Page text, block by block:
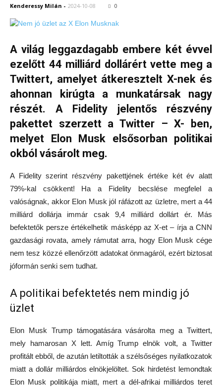
Kenderessy Milán - 2024-10-08 0
A világ leggazdagabb embere két évvel
ezelőtt 44 milliárd dollárért vette meg a
Twittert, amelyet átkeresztelt X-nek és
ahonnan kirúgta a munkatársak nagy
részét. A Fidelity jelentős részvény
pakettet szerzett a Twitter – X- ben,
melyet Elon Musk elsősorban politikai
okból vásárolt meg.
A Fidelity szerint részvény pakettjének értéke két év alatt
79%-kal csökkent! Ha a Fidelity becslése megfelel a
valóságnak, akkor Elon Musk jól ráfázott az üzletre, mert a 44
milliárd dollárja immár csak 9,4 milliárd dollárt ér. Más
befektetők persze értékelhetik másképp az X-et – írja a CNN
gazdasági rovata, amely rámutat arra, hogy Elon Musk cége
nem tesz közzé ellenőrzött adatokat önmagáról, ezért biztosat
jóformán senki sem tudhat.
A politikai befektetés nem mindig jó
üzlet
Elon Musk Trump támogatására vásárolta meg a Twittert,
mely hamarosan X lett. Amíg Trump elnök volt, a Twitter
profitált ebből, de azután letiltották a szélsőséges nyilatkozatok
miatt a dollár milliárdos elnökjelöltet. Sok hirdetést lemondtak
Elon Musk politikája miatt, mert a dél-afrikai milliárdos teret